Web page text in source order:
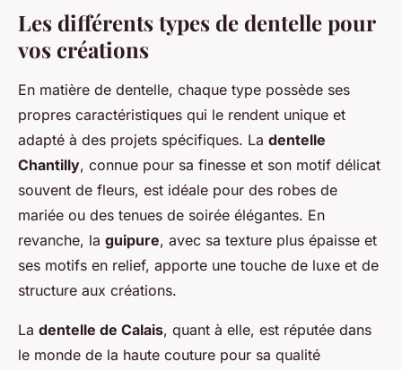
Les différents types de dentelle pour
vos créations
En matière de dentelle, chaque type possède ses
propres caractéristiques qui le rendent unique et
adapté à des projets spécifiques. La dentelle
Chantilly, connue pour sa finesse et son motif délicat
souvent de fleurs, est idéale pour des robes de
mariée ou des tenues de soirée élégantes. En
revanche, la guipure, avec sa texture plus épaisse et
ses motifs en relief, apporte une touche de luxe et de
structure aux créations.
La dentelle de Calais, quant à elle, est réputée dans
le monde de la haute couture pour sa qualité